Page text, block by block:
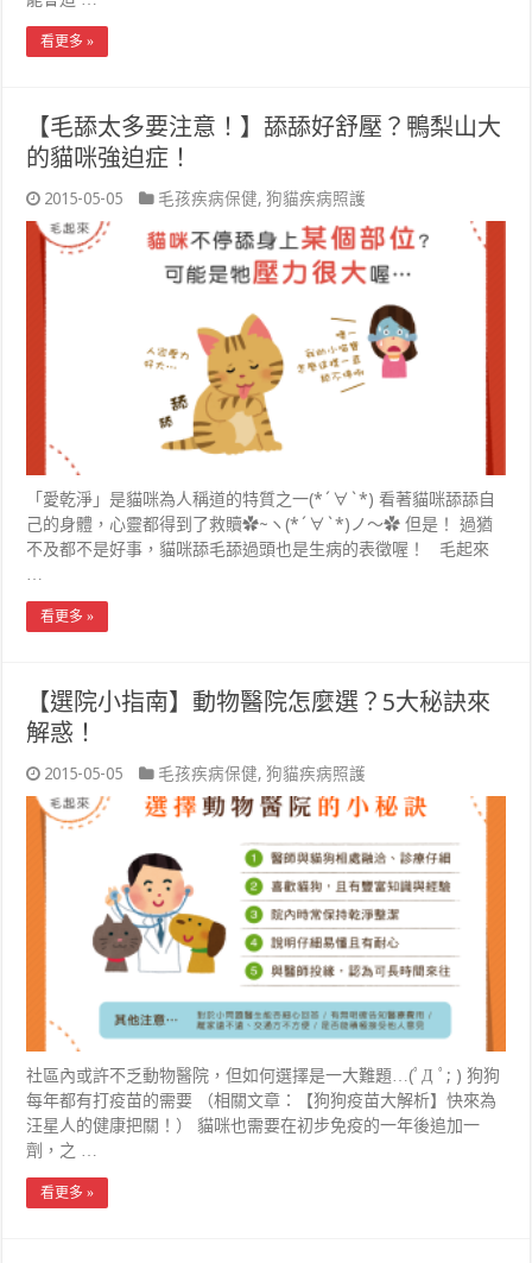
看更多 »
【毛舔太多要注意！】舔舔好舒壓？鴨梨山大
的貓咪強迫症！
2015-05-05 毛孩疾病保健,狗貓疾病照護
「愛乾淨」是貓咪為人稱道的特質之一(*´∀`*) 看著貓咪舔舔自
己的身體，心靈都得到了救贖✿~ヽ(*´∀`*)ノ～✿ 但是！ 過猶
不及都不是好事，貓咪舔毛舔過頭也是生病的表徵喔！ 毛起來
…
看更多 »
【選院小指南】動物醫院怎麼選？5大秘訣來
解惑！
2015-05-05 毛孩疾病保健,狗貓疾病照護
社區內或許不乏動物醫院，但如何選擇是一大難題…(ﾟД ﾟ; ) 狗狗
每年都有打疫苗的需要 （相關文章：【狗狗疫苗大解析】快來為
汪星人的健康把關！） 貓咪也需要在初步免疫的一年後追加一
劑，之 …
看更多 »